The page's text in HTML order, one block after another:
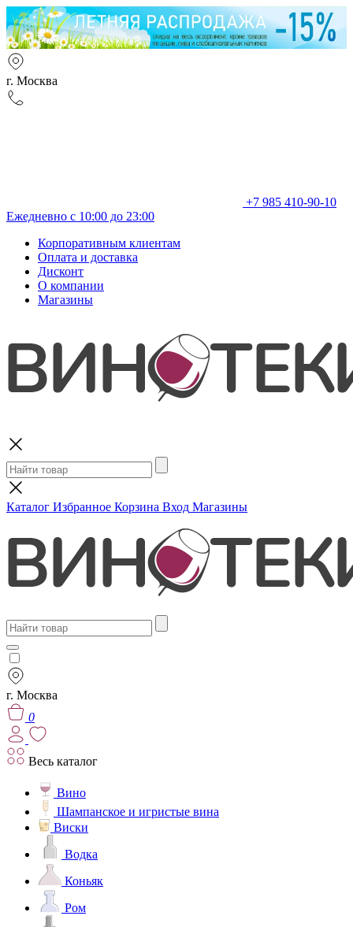
г. Москва
+7 985 410-90-10
Ежедневно с 10:00 до 23:00
Корпоративным клиентам
Оплата и доставка
Дисконт
О компании
Магазины
Каталог Избранное Корзина Вход Магазины
г. Москва
0
Весь каталог
Вино
Шампанское и игристые вина
Виски
Водка
Коньяк
Ром